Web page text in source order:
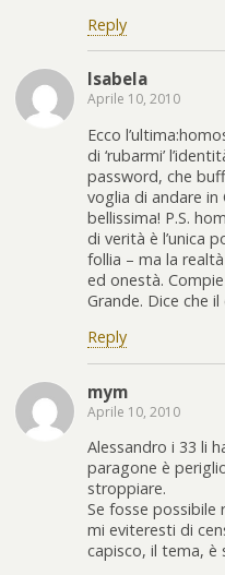
Reply
Isabela
Aprile 10, 2010
Ecco
di ‘rubarmi’
password, che
voglia di andare in
bellissima! P.S.
di verità è l’unica
follia – ma la
ed onestà.
Grande. Dice che
Reply
mym
Aprile 10, 2010
Alessandro i 33 li
paragone è
stroppiare.
Se fosse possibile
mi eviteresti di
capisco, il tema, è